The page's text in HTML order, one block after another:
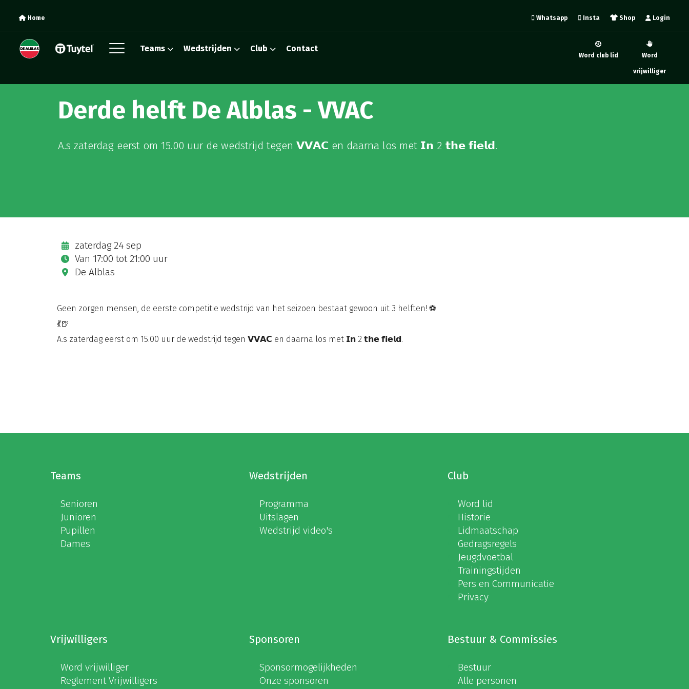
Home Login
Shop
Insta
Whatsapp
Teams Wedstrijden Club Contact
Word
vrijwilliger
Word club lid
Derde helft De Alblas - VVAC
A.s zaterdag eerst om 15.00 uur de wedstrijd tegen 𝗩𝗩𝗔𝗖 en daarna los met 𝗜𝗻 2 𝘁𝗵𝗲 𝗳𝗶𝗲𝗹𝗱.
zaterdag 24 sep
Van 17:00 tot21:00 uur
De Alblas
Geen zorgen mensen, de eerste competitie wedstrijd van het seizoen bestaat gewoon uit 3 helften! ⚽️
💃🍺
A.s zaterdag eerst om 15.00 uur de wedstrijd tegen 𝗩𝗩𝗔𝗖 en daarna los met 𝗜𝗻 2 𝘁𝗵𝗲 𝗳𝗶𝗲𝗹𝗱.
Teams
Senioren
Junioren
Pupillen
Dames
Wedstrijden
Programma
Uitslagen
Wedstrijd video's
Club
Word lid
Historie
Lidmaatschap
Gedragsregels
Jeugdvoetbal
Trainingstijden
Pers en Communicatie
Privacy
Vrijwilligers
Word vrijwilliger
Reglement Vrijwilligers
Sponsoren
Sponsormogelijkheden
Onze sponsoren
Bestuur & Commissies
Bestuur
Alle personen